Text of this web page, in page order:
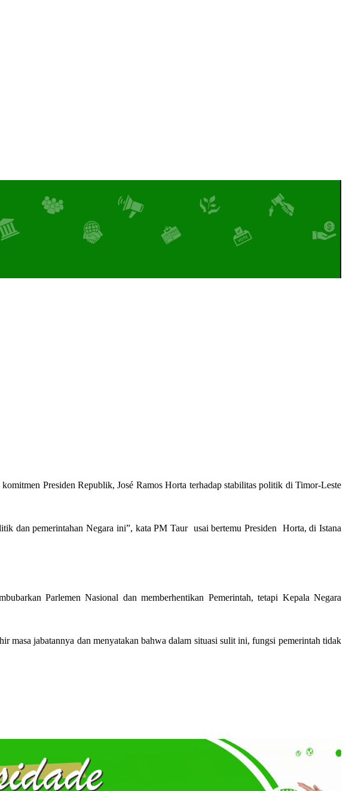
Presiden Republik, José Ramos Horta terhadap stabilitas politik di Timor-Leste
dan pemerintahan Negara ini”, kata PM Taur usai bertemu Presiden Horta, di Istana
Parlemen Nasional dan memberhentikan Pemerintah, tetapi Kepala Negara
masa jabatannya dan menyatakan bahwa dalam situasi sulit ini, fungsi pemerintah tidak